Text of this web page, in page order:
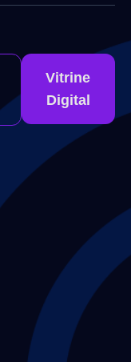
Vitrine
Digital